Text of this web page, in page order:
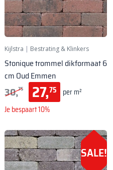
Kijlstra | Bestrating & Klinkers
Stonique trommel dikformaat 6
cm Oud Emmen
30,75 27,75
per m²
Je bespaart 10%
SALE!